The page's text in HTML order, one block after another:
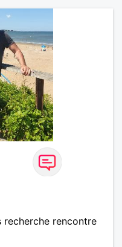
l’avenir nous guider
recherche rencontre